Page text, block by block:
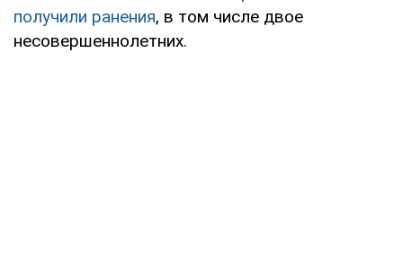
получили ранения, в том числе двое
несовершеннолетних.